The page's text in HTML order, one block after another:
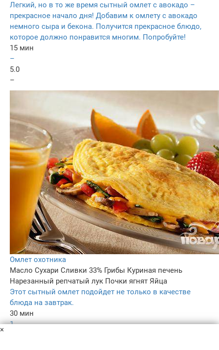
Легкий, но в то же время сытный омлет с авокадо –
прекрасное начало дня! Добавим к омлету с авокадо
немного сыра и бекона. Получится прекрасное блюдо,
которое должно понравится многим. Попробуйте!
15 мин
–
5.0
–
Омлет охотника
Масло Сухари Сливки 33% Грибы Куриная печень
Нарезанный репчатый лук Почки ягнят Яйца
Этот сытный омлет подойдет не только в качестве
блюда на завтрак.
30 мин
1
×